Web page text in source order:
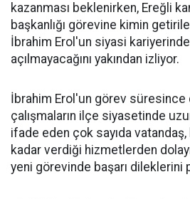
kazanması beklenirken, Ereğli
başkanlığı görevine kimin
İbrahim Erol'un siyasi
açılmayacağını yakından izliyor.
İbrahim Erol'un görev süresince
çalışmaların ilçe siyasetinde
ifade eden çok sayıda
kadar verdiği hizmetlerden
yeni görevinde başarı dileklerini